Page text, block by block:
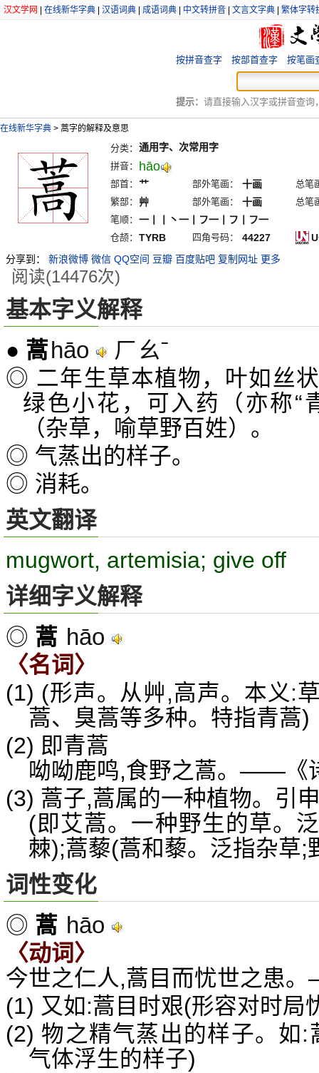
汉文学网 在线新华字典 汉语词典 成语词典 中文转拼音 文言文字典 繁体字转
按拼音查字 按部首查字 按笔画
提示： 请直接输入汉字或拼音查询
在线新华字典 > 蒿字的解释及意思
分类： 通用字、次常用字
拼音： hāo
部首： 艹 部外笔画： 十画
总笔
繁部：
艸 部外笔画： 十画
总笔
笔顺： 一丨丨丶一丨フ一丨フ丨フ一
仓颉： TYRB 四角号码： 44227
分享到：
新浪微博 微信 QQ空间 豆瓣 百度贴吧 复制网址 更多
阅读(14476次)
基本字义解释
● 蒿hāo ㄏㄠˉ
◎ 二年生草本植物，叶如丝
绿色小花，可入药（亦称“
（杂草，喻草野百姓）。
◎ 气蒸出的样子。
◎ 消耗。
英文翻译
mugwort, artemisia; give off
详细字义解释
◎ 蒿 hāo
〈名词〉
(1) (形声。从艸,高声。本义:
蒿、臭蒿等多种。特指青蒿)
(2) 即青蒿
呦呦鹿鸣,食野之蒿。——《
(3) 蒿子,蒿属的一种植物。引
(即艾蒿。一种野生的草。
棘);蒿藜(蒿和藜。泛指杂草;
词性变化
◎ 蒿 hāo
〈动词〉
今世之仁人,蒿目而忧世之患
(1) 又如:蒿目时艰(形容对时局
(2) 物之精气蒸出的样子。如
气体浮生的样子)